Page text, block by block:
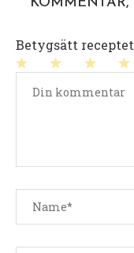
Betygsätt receptet
stjärnor
stjärnor
stjärna